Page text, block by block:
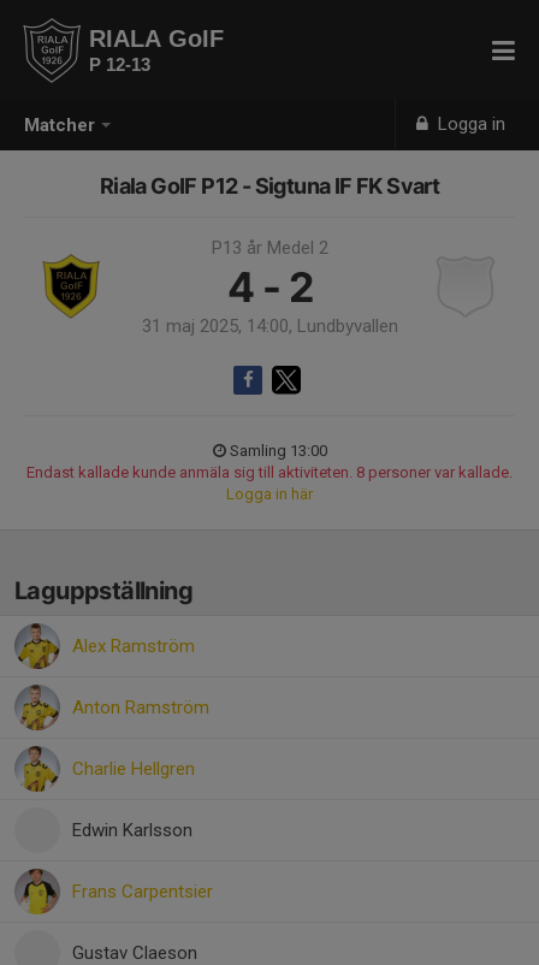
Matcher Logga in
RIALA GoIF
P 12-13
Riala GoIF P12 - Sigtuna IF FK Svart
P13 år Medel 2
4 - 2
31 maj 2025, 14:00, Lundbyvallen
Samling 13:00
Endast kallade kunde anmäla sig till aktiviteten. 8 personer var kallade.
Logga in här
Laguppställning
Alex Ramström
Anton Ramström
Charlie Hellgren
Edwin Karlsson
Frans Carpentsier
Gustav Claeson